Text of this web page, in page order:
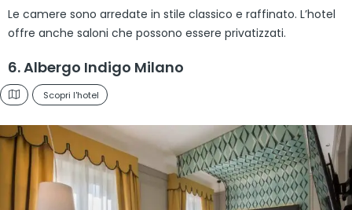
Le camere sono arredate in stile classico e raffinato. L’hotel
offre anche saloni che possono essere privatizzati.
6. Albergo Indigo Milano
Scopri l'hotel